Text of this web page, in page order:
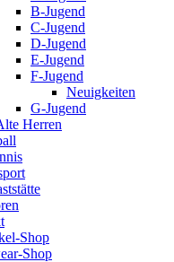
B-Jugend
C-Jugend
D-Jugend
E-Jugend
F-Jugend
Neuigkeiten
G-Jugend
Herren
Shop
Shop